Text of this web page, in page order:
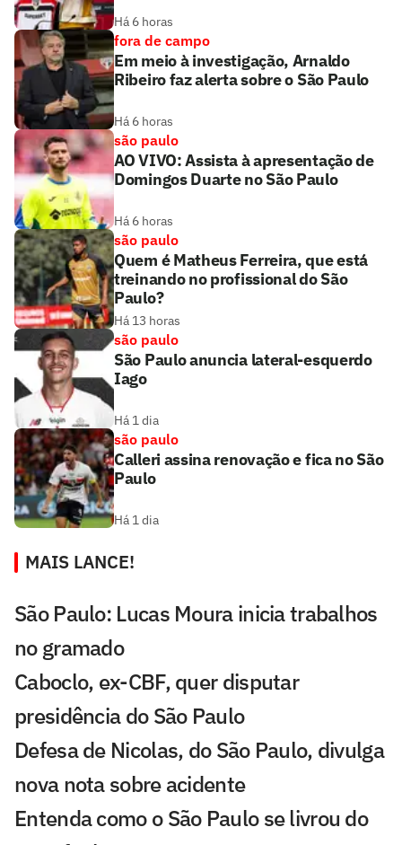
Há 6 horas
fora de campo
Em meio à investigação, Arnaldo
Ribeiro faz alerta sobre o São Paulo
Há 6 horas
são paulo
AO VIVO: Assista à apresentação de
Domingos Duarte no São Paulo
Há 6 horas
são paulo
Quem é Matheus Ferreira, que está
treinando no profissional do São
Paulo?
Há 13 horas
são paulo
São Paulo anuncia lateral-esquerdo
Iago
Há 1 dia
são paulo
Calleri assina renovação e fica no São
Paulo
Há 1 dia
MAIS LANCE!
São Paulo: Lucas Moura inicia trabalhos
no gramado
Caboclo, ex-CBF, quer disputar
presidência do São Paulo
Defesa de Nicolas, do São Paulo, divulga
nova nota sobre acidente
Entenda como o São Paulo se livrou do